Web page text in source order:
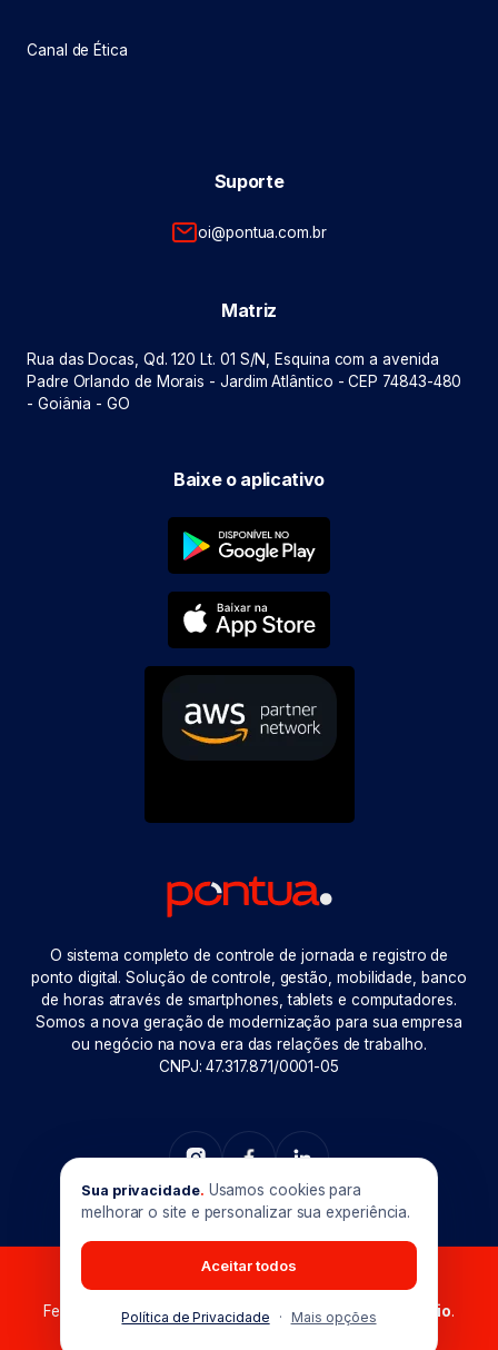
Canal de Ética
Suporte
oi@pontua.com.br
Matriz
Rua das Docas, Qd. 120 Lt. 01 S/N, Esquina com a avenida
Padre Orlando de Morais - Jardim Atlântico - CEP 74843-480
- Goiânia - GO
Baixe o aplicativo
O sistema completo de controle de jornada e registro de
ponto digital. Solução de controle, gestão, mobilidade, banco
de horas através de smartphones, tablets e computadores.
Somos a nova geração de modernização para sua empresa
ou negócio na nova era das relações de trabalho.
CNPJ: 47.317.871/0001-05
Pontua © 2026. Todos os direitos reservados.
Feito com muito
em Goiânia-GO. Produzido por Maxio.
Sua privacidade. Usamos cookies para
melhorar o site e personalizar sua experiência.
Aceitar todos
Política de Privacidade · Mais opções